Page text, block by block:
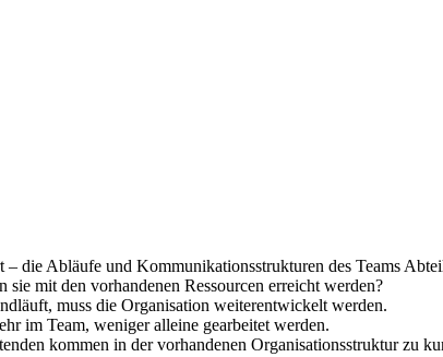
– die Abläufe und Kommunikationsstrukturen des Teams
sie mit den vorhandenen Ressourcen erreicht werden?
muss die Organisation weiterentwickelt werden.
im Team, weniger alleine gearbeitet werden.
kommen in der vorhandenen Organisationsstruktur zu